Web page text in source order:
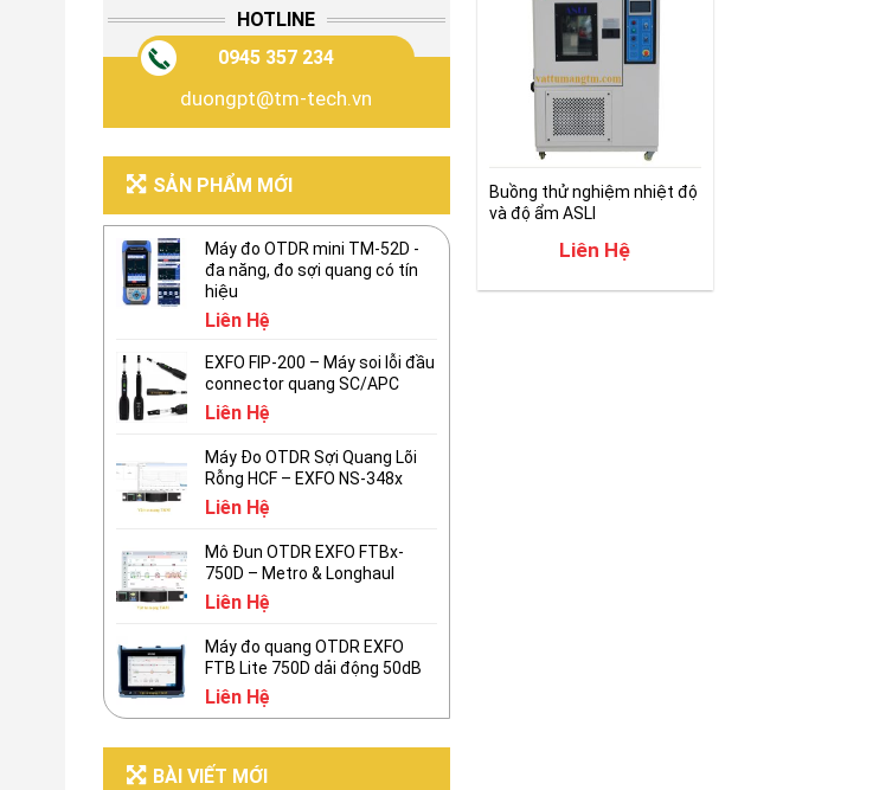
HOTLINE
0945 357 234
duongpt@tm-tech.vn
SẢN PHẨM MỚI
Máy đo OTDR mini TM-52D -
đa năng, đo sợi quang có tín
hiệu
Liên Hệ
EXFO FIP-200 – Máy soi lỗi đầu
connector quang SC/APC
Liên Hệ
Máy Đo OTDR Sợi Quang Lõi
Rỗng HCF – EXFO NS-348x
Liên Hệ
Mô Đun OTDR EXFO FTBx-
750D – Metro & Longhaul
Liên Hệ
Máy đo quang OTDR EXFO
FTB Lite 750D dải động 50dB
Liên Hệ
BÀI VIẾT MỚI
Buồng thử nghiệm nhiệt độ
và độ ẩm ASLI
Liên Hệ